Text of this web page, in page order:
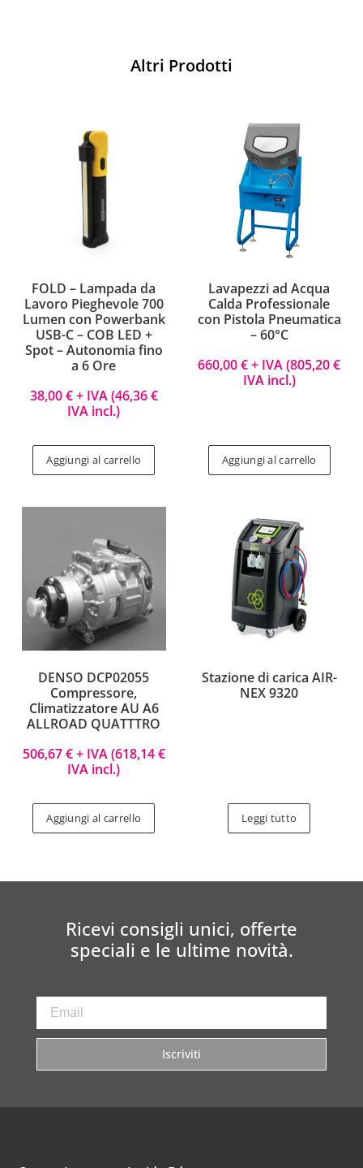
Altri Prodotti
FOLD – Lampada da
Lavoro Pieghevole 700
Lumen con Powerbank
USB-C – COB LED +
Spot – Autonomia fino
a 6 Ore
38,00€+ IVA (46,36€
IVA incl.)
Aggiungi al carrello
Lavapezzi ad Acqua
Calda Professionale
con Pistola Pneumatica
– 60°C
660,00€+ IVA (805,20€
IVA incl.)
Aggiungi al carrello
DENSO DCP02055
Compressore,
Climatizzatore AU A6
ALLROAD QUATTTRO
506,67€+ IVA (618,14€
IVA incl.)
Aggiungi al carrello
Stazione di carica AIR-
NEX 9320
Leggi tutto
Ricevi consigli unici, offerte
speciali e le ultime novità.
Iscriviti